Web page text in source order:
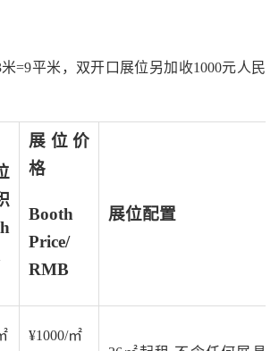
米=9平米，双开口展位另加收1000元人民
展位价
格
Booth
Price/
RMB
展位配置
¥1000/㎡